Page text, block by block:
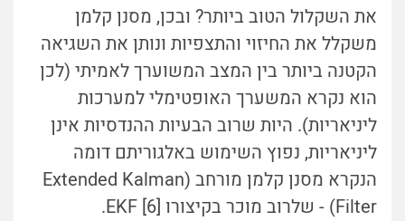
את השקלול הטוב ביותר? ובכן, מסנן קלמן
משקלל את החיזוי והתצפיות ונותן את השגיאה
הקטנה ביותר בין המצב המשוערך לאמיתי (לכן
הוא נקרא המשערך האופטימלי למערכות
ליניאריות). היות שרוב הבעיות ההנדסיות אינן
ליניאריות, נפוץ השימוש באלגוריתם דומה
הנקרא מסנן קלמן מורחב (Extended Kalman
Filter) - שלרוב מוכר בקיצורו EKF [6].